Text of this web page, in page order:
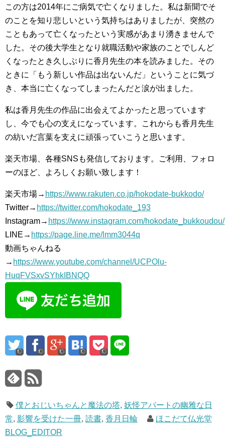
この方は2014年にご病気で亡くなりました。私は新聞でそ
のことを知り悲しいという気持ちはありましたが、突然の
こともあって亡くなったという実感があまり湧きませんで
した。その後大学生となり就職活動や家族のことでしんど
くなったとき久しぶりに香月先生の本を読みました。その
ときに「もう新しい作品は出ないんだ」ということに気づ
き、本当に亡くなってしまったんだと涙が出ました。
私は香月先生の作品に出会えてよかったと思っています
し、今でも心の支えになっています。これからも香月先生
の紡いだ言葉を支えに頑張っていこうと思います。
楽天市場、各種SNSも発信しております。ご利用、フォロ
ーのほど、よろしくお願い致します！
楽天市場→ https://www.rakuten.co.jp/hokodate-bukkodo/
Twitter→ https://twitter.com/hokodate_193
Instagram→ https://www.instagram.com/hokodate_bukkoudou/
LINE→ https://page.line.me/lmm3044q
動画ちゃんねる
→ https://www.youtube.com/channel/UCPOlu-
HuqFVSxvSYhkIBNQQ
僕とおじいちゃんと魔法の塔, 妖怪アパートの幽雅な日
常, 影響を受けた一冊, 読書, 香月日輪
ほこだて仏光堂
BLOG_EDITOR